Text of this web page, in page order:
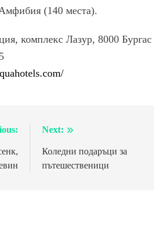
(140 места).
комплекс Лазур, 8000 Бургас
Next:
Коледни подаръци за
пътешественици